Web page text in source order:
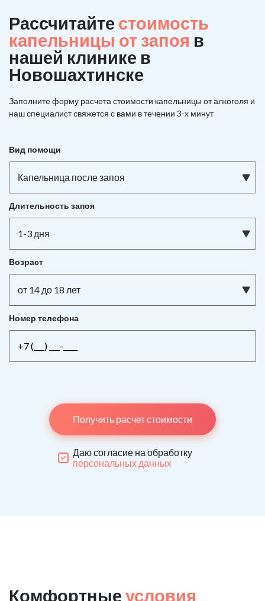
Рассчитайте стоимость
капельницы от запоя в
нашей клинике в
Новошахтинске
Заполните форму расчета стоимости капельницы от алкоголя и
наш специалист свяжется с вами в течении 3-х минут
Вид помощи
Капельница после запоя
Длительность запоя
1-3 дня
Возраст
от 14 до 18 лет
Номер телефона
Получить расчет стоимости
Даю согласие на обработку
персональных данных
Комфортные условия